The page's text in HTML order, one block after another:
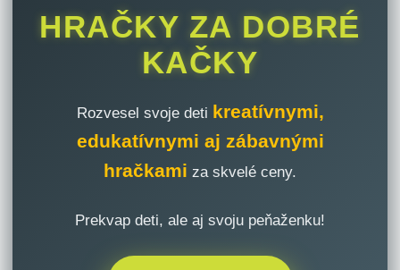
HRAČKY ZA DOBRÉ
KAČKY
Rozvesel svoje deti kreatívnymi,
edukatívnymi aj zábavnými
hračkami za skvelé ceny.
Prekvap deti, ale aj svoju peňaženku!